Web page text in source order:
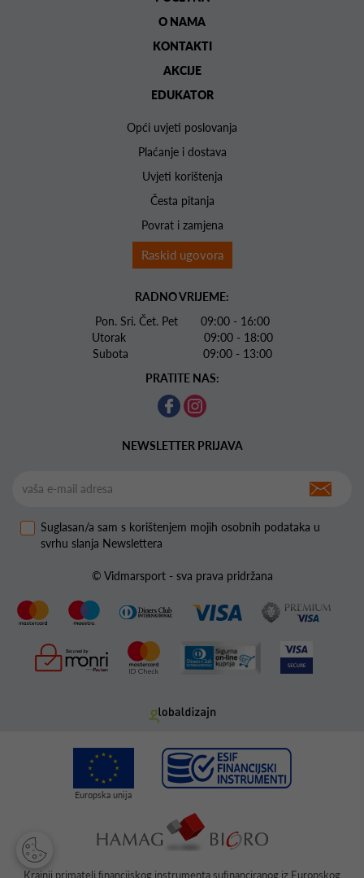
O NAMA
KONTAKTI
AKCIJE
EDUKATOR
Opći uvjeti poslovanja
Plaćanje i dostava
Uvjeti korištenja
Česta pitanja
Povrat i zamjena
Raskid ugovora
RADNO VRIJEME:
Pon. Sri. Čet. Pet 09:00 - 16:00
Utorak 09:00 - 18:00
Subota 09:00 - 13:00
PRATITE NAS:
NEWSLETTER PRIJAVA
Suglasan/a sam s korištenjem mojih osobnih podataka u
svrhu slanja Newslettera
© Vidmarsport - sva prava pridržana
Krajnji primatelj ﬁnancijskog instrumenta suﬁnanciranog iz Europskog